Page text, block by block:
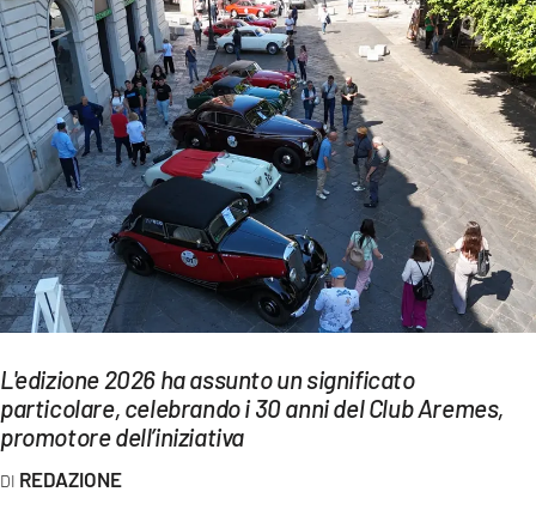
SOCIETÀ
CULTURA
ECONOMIA E LAVORO
EVENTI
SPORT
Streaming
LAC NETWORK
LAC ONAIR
L'edizione 2026 ha assunto un significato
particolare, celebrando i 30 anni del Club Aremes,
promotore dell’iniziativa
REDAZIONE